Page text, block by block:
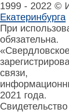
1999 - 2022 ©
Екатеринбурга
При
обязательна.
связи,
2021 года.